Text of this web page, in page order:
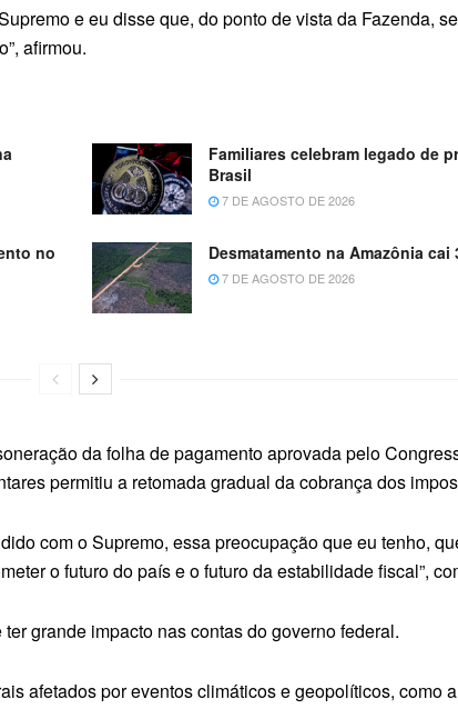
e eu disse que, do ponto de vista da Fazenda,
afirmou.
Familiares celebram legado de
Brasil
7 DE AGOSTO DE 2026
no
Desmatamento na Amazônia
7 DE AGOSTO DE 2026
da folha de pagamento aprovada pelo
permitiu a retomada gradual da cobrança dos
com o Supremo, essa preocupação que eu tenho,
o futuro do país e o futuro da estabilidade fiscal”,
grande impacto nas contas do governo federal.
afetados por eventos climáticos e geopolíticos, como